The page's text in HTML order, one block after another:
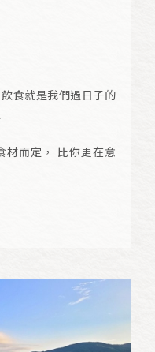
食就是我們過日子的
材而定， 比你更在意